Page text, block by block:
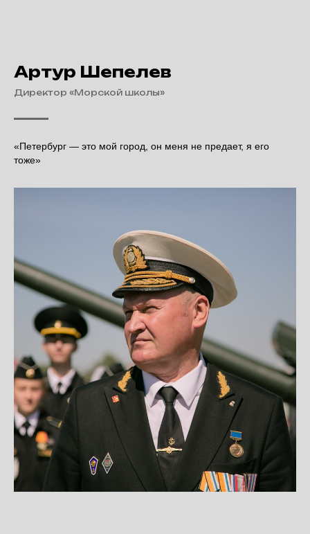
Артур Шепелев
Директор «Морской школы»
«Петербург — это мой город, он меня не предает, я его
тоже»